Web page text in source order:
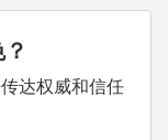
达权威和信任